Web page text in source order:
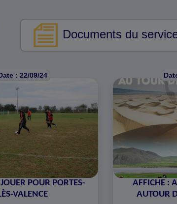
Documents du
: 22/09/24
POUR PORTES-
VALENCE
AFFICHE :
AUTOUR